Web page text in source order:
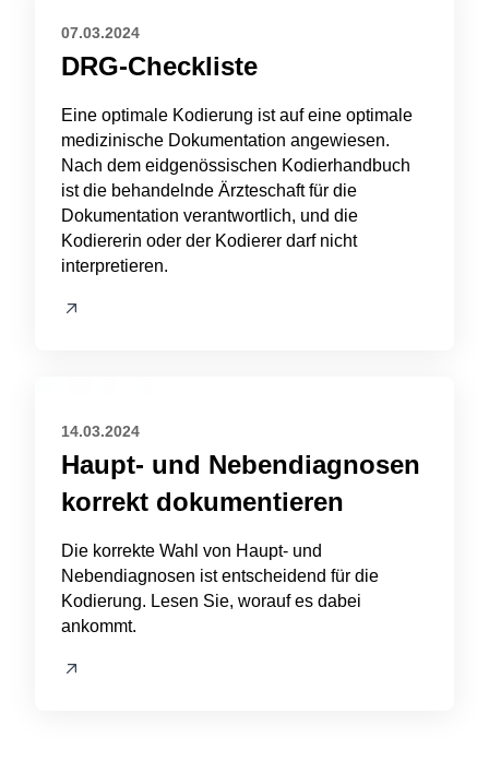
07.03.2024
DRG-Checkliste
Eine optimale Kodierung ist auf eine optimale
medizinische Dokumentation angewiesen.
Nach dem eidgenössischen Kodierhandbuch
ist die behandelnde Ärzteschaft für die
Dokumentation verantwortlich, und die
Kodiererin oder der Kodierer darf nicht
interpretieren.
14.03.2024
Haupt- und Nebendiagnosen
korrekt dokumentieren
Die korrekte Wahl von Haupt- und
Nebendiagnosen ist entscheidend für die
Kodierung. Lesen Sie, worauf es dabei
ankommt.
Sprache auswählen
Deutsch
Français
Seite teilen